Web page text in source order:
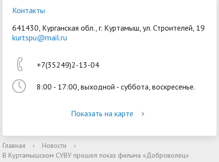
Войти
Контакты
641430, Курганская обл., г. Куртамыш, ул. Строителей, 19
kurtspu@mail.ru
+7(35249)2-13-04
8:00 - 17:00, выходной - суббота, воскресенье.
Показать на карте
Главная › Новости
›
В Куртамышском СУВУ прошел показ фильма «Доброволец»